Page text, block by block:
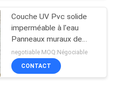
toiture de
Couche UV Pvc solide
imperméable à l'eau
Panneaux muraux de
salle de bain extérieur
Couleur marbre
negotiable MOQ:Négociable
CONTACT